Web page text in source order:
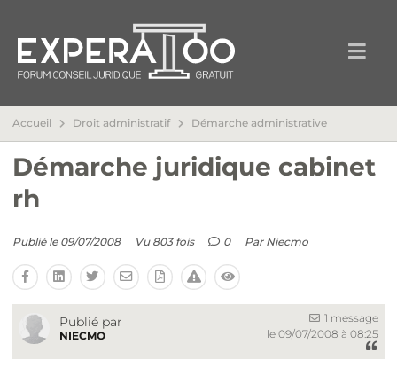
Accueil Droit administratif Démarche administrative
Démarche juridique cabinet
rh
Publié le 09/07/2008 Vu 803 fois 0 Par Niecmo
Publié par
NIECMO
1 message
le 09/07/2008 à 08:25